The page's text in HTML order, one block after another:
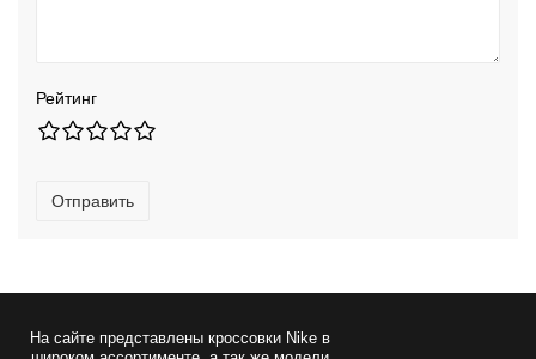
Рейтинг
Отправить
На сайте представлены кроссовки Nikeв